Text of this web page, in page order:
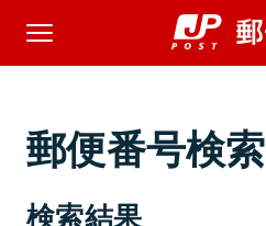
郵便番号検索
検索結果